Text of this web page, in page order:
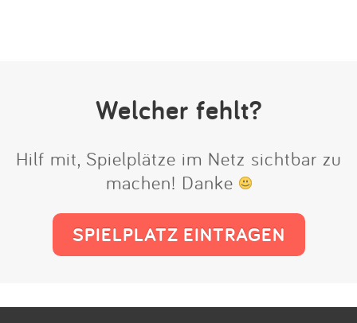
Welcher fehlt?
Hilf mit, Spielplätze im Netz sichtbar zu
machen! Danke
SPIELPLATZ EINTRAGEN